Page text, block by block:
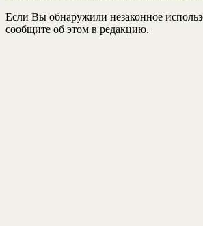
Если Вы обнаружили незаконное
сообщите об этом в редакцию.